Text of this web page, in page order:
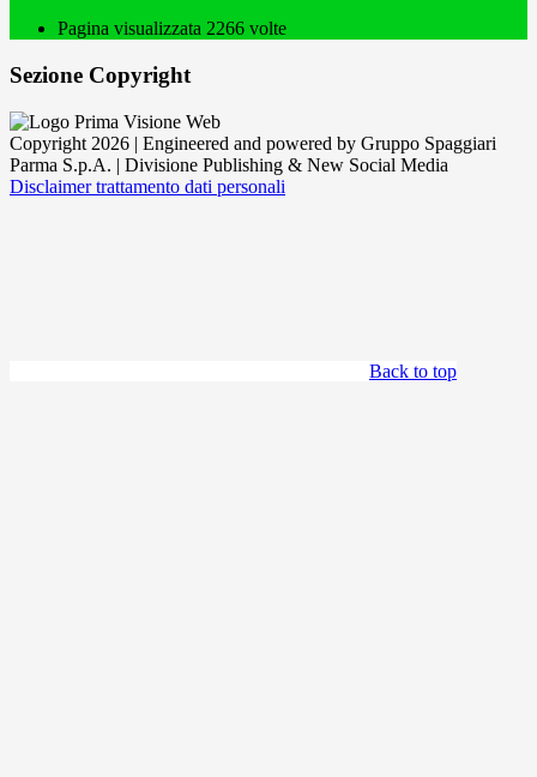
Pagina visualizzata 2266 volte
Sezione Copyright
Copyright 2026 | Engineered and powered by Gruppo Spaggiari
Parma S.p.A. | Divisione Publishing & New Social Media
Disclaimer trattamento dati personali
Back to top